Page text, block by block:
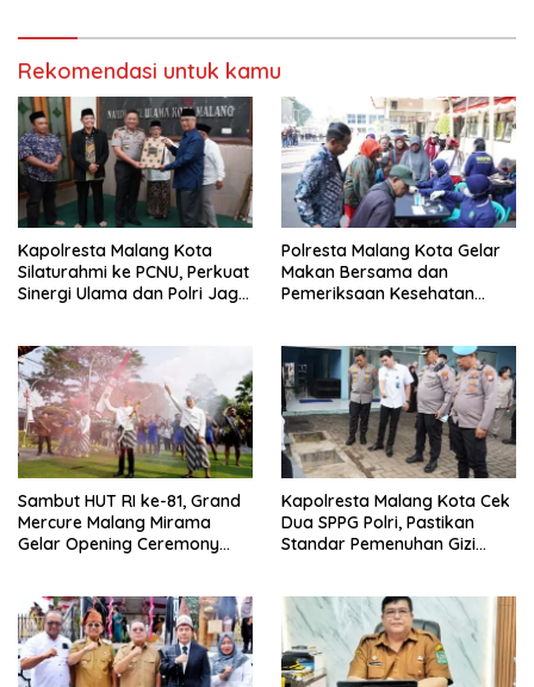
Rekomendasi untuk kamu
Kapolresta Malang Kota
Silaturahmi ke PCNU, Perkuat
Sinergi Ulama dan Polri Jaga
Polresta Malang Kota Gelar
Makan Bersama dan
Pemeriksaan Kesehatan
Sambut HUT RI ke-81, Grand
Mercure Malang Mirama
Gelar Opening Ceremony
Kapolresta Malang Kota Cek
Dua SPPG Polri, Pastikan
Standar Pemenuhan Gizi